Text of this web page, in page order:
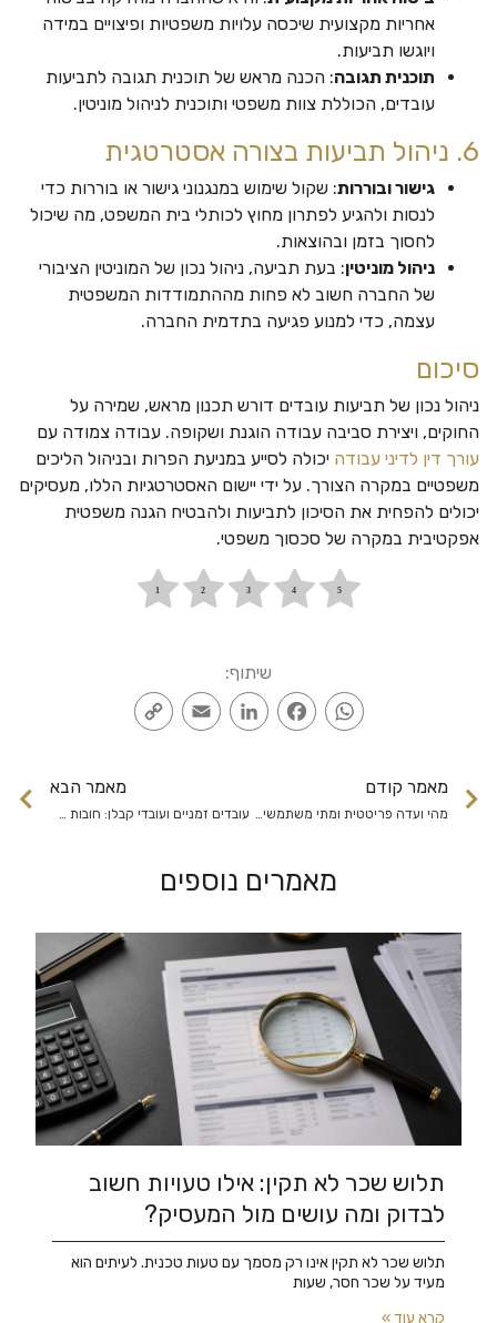
אחריות מקצועית שיכסה עלויות משפטיות ופיצויים במידה
ויוגשו תביעות.
תוכנית תגובה: הכנה מראש של תוכנית תגובה לתביעות
עובדים, הכוללת צוות משפטי ותוכנית לניהול מוניטין.
6. ניהול תביעות בצורה אסטרטגית
גישור ובוררות: שקול שימוש במנגנוני גישור או בוררות כדי
לנסות ולהגיע לפתרון מחוץ לכותלי בית המשפט, מה שיכול
לחסוך בזמן ובהוצאות.
ניהול מוניטין: בעת תביעה, ניהול נכון של המוניטין הציבורי
של החברה חשוב לא פחות מההתמודדות המשפטית
עצמה, כדי למנוע פגיעה בתדמית החברה.
סיכום
ניהול נכון של תביעות עובדים דורש תכנון מראש, שמירה על
החוקים, ויצירת סביבה עבודה הוגנת ושקופה. עבודה צמודה עם
עורך דין לדיני עבודה יכולה לסייע במניעת הפרות ובניהול הליכים
משפטיים במקרה הצורך. על ידי יישום האסטרטגיות הללו, מעסיקים
יכולים להפחית את הסיכון לתביעות ולהבטיח הגנה משפטית
אפקטיבית במקרה של סכסוך משפטי.
שיתוף:
WhatsApp
Facebook
LinkedIn
Email
מאמר קודם
מהי ועדה פריטטית ומתי משתמשים בה?
מאמר הבא
עובדים זמניים ועובדי קבלן: חובות המעסיק וזכויות העובד
מאמרים נוספים
תלוש שכר לא תקין: אילו טעויות חשוב
לבדוק ומה עושים מול המעסיק?
תלוש שכר לא תקין אינו רק מסמך עם טעות טכנית. לעיתים הוא
מעיד על שכר חסר, שעות
קרא עוד »